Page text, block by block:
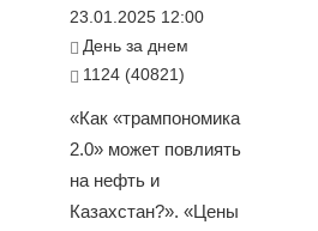
23.01.2025 12:00
День за днем
1124 (40821)
«Как «трампономика
2.0» может повлиять
на нефть и
Казахстан?». «Цены